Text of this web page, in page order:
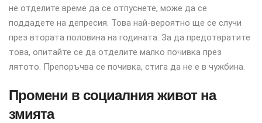
не отделите време да се отпуснете, може да се
поддадете на депресия. Това най-вероятно ще се случи
през втората половина на годината. За да предотвратите
това, опитайте се да отделите малко почивка през
лятото. Препоръчва се почивка, стига да не е в чужбина.
Промени в социалния живот на
змията